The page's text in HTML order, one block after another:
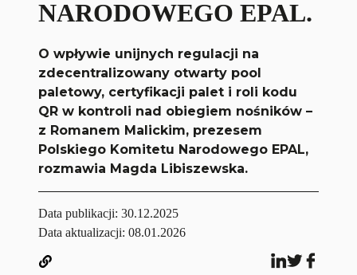
NARODOWEGO EPAL.
O wpływie unijnych regulacji na
zdecentralizowany otwarty pool
paletowy, certyfikacji palet i roli kodu
QR w kontroli nad obiegiem nośników –
z Romanem Malickim, prezesem
Polskiego Komitetu Narodowego EPAL,
rozmawia Magda Libiszewska.
Data publikacji:30.12.2025
Data aktualizacji: 08.01.2026